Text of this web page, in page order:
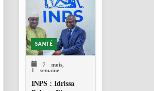
SANTÉ
7 mois,
1 semaine
INPS : Idrissa